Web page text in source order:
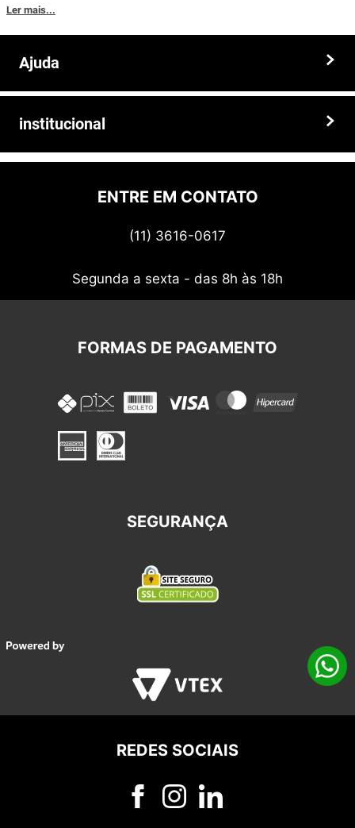
competitivos. Nós também oferecemos um atendimento
personalizado, com equipe de profissionais altamente capacitados
Somos a solução ideal para quem busca peças e acessórios agrícolas
Ler mais...
Ajuda
Prazos e entregas
institucional
Quem somos
Politica de privacidadeENTRE EM CONTATO
(11) 3616-0617
Segunda a sexta - das 8h às 18h
FORMAS DE PAGAMENTO
SEGURANÇA
REDES SOCIAIS